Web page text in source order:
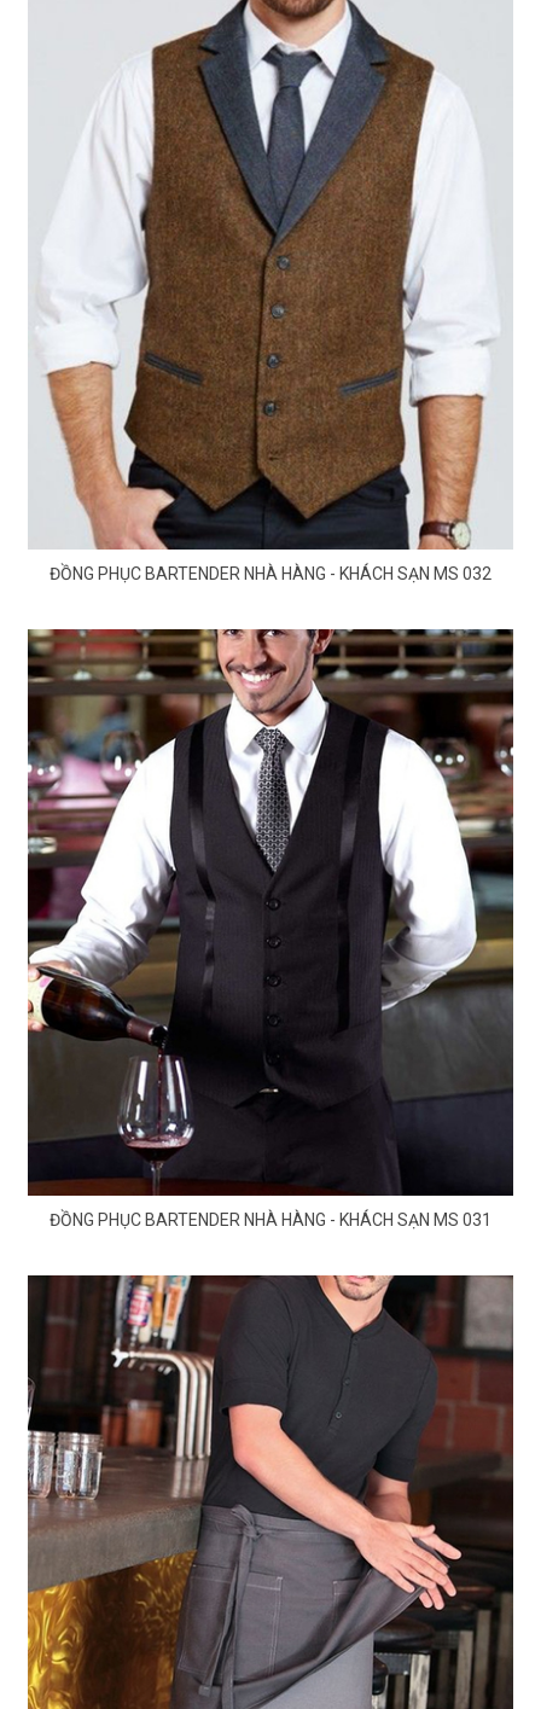
ĐỒNG PHỤC BARTENDER NHÀ HÀNG - KHÁCH SẠN MS 032
ĐỒNG PHỤC BARTENDER NHÀ HÀNG - KHÁCH SẠN MS 031